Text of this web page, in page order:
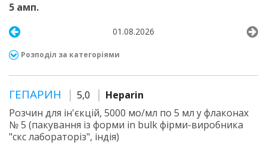
5 амп.
01.08.2026
Розподіл за категоріями
ГЕПАРИН 5,0
Heparin
Розчин для ін'єкцій, 5000 мо/мл по 5 мл у флаконах
№ 5 (пакування із форми in bulk фірми-виробника
"скс лабораторіз", індія)